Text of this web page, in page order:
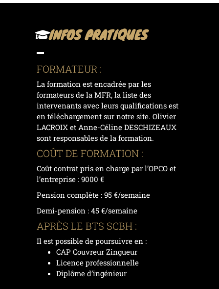
INFOS PRATIQUES
FORMATEUR :
La formation est encadrée par les
formateurs de la MFR, la liste des
intervenants avec leurs qualifications est
en téléchargement sur notre site. Olivier
LACROIX et Anne-Céline DESCHIZEAUX
sont responsables de la formation.
COÛT DE FORMATION :
Coût contrat pris en charge par l’OPCO et
l’entreprise : 9000 €
Pension complète : 95 €/semaine
Demi-pension : 45 €/semaine
APRÈS LE BTS SCBH :
Il est possible de poursuivre en :
CAP Couvreur Zingueur
Licence professionnelle
Diplôme d’ingénieur